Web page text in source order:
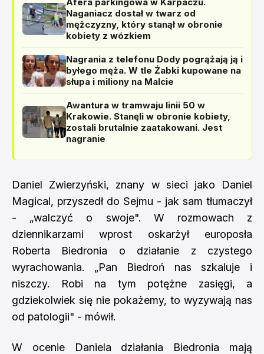
Naganiacz dostał w twarz od
mężczyzny, który stanął w obronie
kobiety z wózkiem
Nagrania z telefonu Dody pogrążają ją i
byłego męża. W tle Żabki kupowane na
słupa i miliony na Malcie
Awantura w tramwaju linii 50 w
Krakowie. Stanęli w obronie kobiety,
zostali brutalnie zaatakowani. Jest
nagranie
Daniel Zwierzyński, znany w sieci jako Daniel
Magical, przyszedł do Sejmu - jak sam tłumaczył
- „walczyć o swoje". W rozmowach z
dziennikarzami wprost oskarżył europosła
Roberta Biedronia o działanie z czystego
wyrachowania. „Pan Biedroń nas szkaluje i
niszczy. Robi na tym potężne zasięgi, a
gdziekolwiek się nie pokażemy, to wyzywają nas
od patologii" - mówił.
W ocenie Daniela działania Biedronia mają